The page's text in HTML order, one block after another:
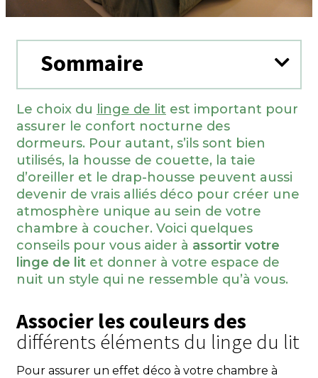
Sommaire
Le choix du linge de lit est important pour
assurer le confort nocturne des
dormeurs. Pour autant, s’ils sont bien
utilisés, la housse de couette, la taie
d’oreiller et le drap-housse peuvent aussi
devenir de vrais alliés déco pour créer une
atmosphère unique au sein de votre
chambre à coucher. Voici quelques
conseils pour vous aider à assortir votre
linge de lit et donner à votre espace de
nuit un style qui ne ressemble qu’à vous.
Associer les couleurs des
différents éléments du linge du lit
Pour assurer un effet déco à votre chambre à